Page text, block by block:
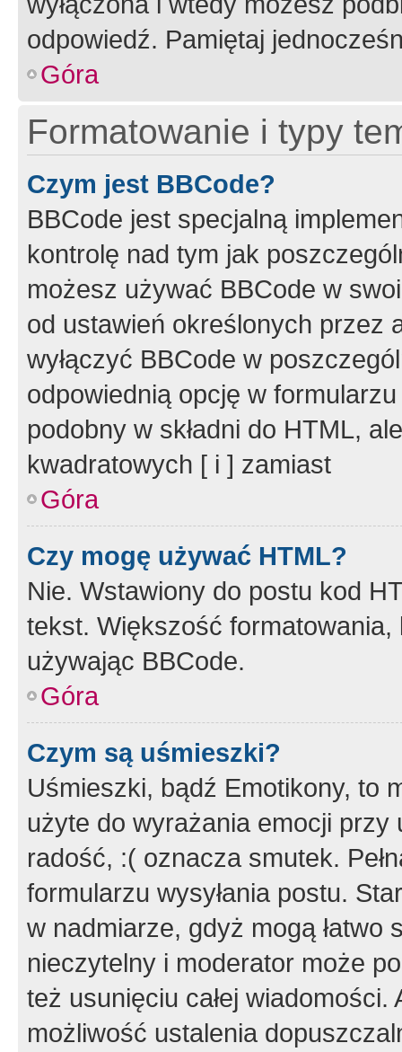
odpowiedź. Pamiętaj
Góra
Formatowanie i typy
Czym jest BBCode?
BBCode jest specjalną
kontrolę nad tym jak
możesz używać BBCode w
od ustawień określonych przez
wyłączyć BBCode w
odpowiednią opcję w
podobny w składni do HTML,
kwadratowych [ i ] zamiast
Góra
Czy mogę używać HTML?
Nie. Wstawiony do postu kod
tekst. Większość
używając BBCode.
Góra
Czym są uśmieszki?
Uśmieszki, bądź Emotikony, to
użyte do wyrażania emocji
radość, :( oznacza smutek.
formularzu wysyłania postu.
w nadmiarze, gdyż mogą
nieczytelny i moderator może
też usunięciu całej
możliwość ustalenia